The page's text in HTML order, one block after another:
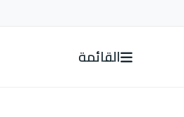
القائمة